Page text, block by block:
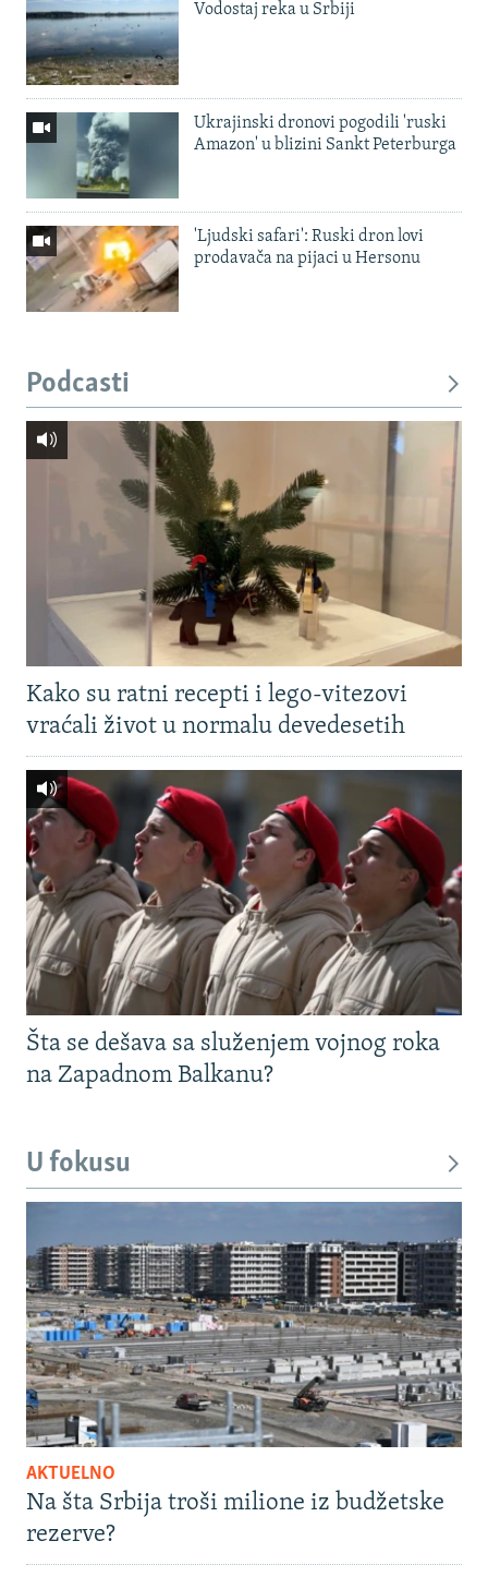
Vodostaj reka u Srbiji
Ukrajinski dronovi pogodili 'ruski
Amazon' u blizini Sankt Peterburga
'Ljudski safari': Ruski dron lovi
prodavača na pijaci u Hersonu
Podcasti
Kako su ratni recepti i lego-vitezovi
vraćali život u normalu devedesetih
Šta se dešava sa služenjem vojnog roka
na Zapadnom Balkanu?
U fokusu
AKTUELNO
Na šta Srbija troši milione iz budžetske
rezerve?